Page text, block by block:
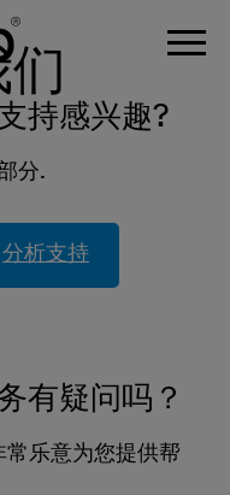
持感兴趣?
分.
分析支持
有疑问吗？
乐意为您提供帮